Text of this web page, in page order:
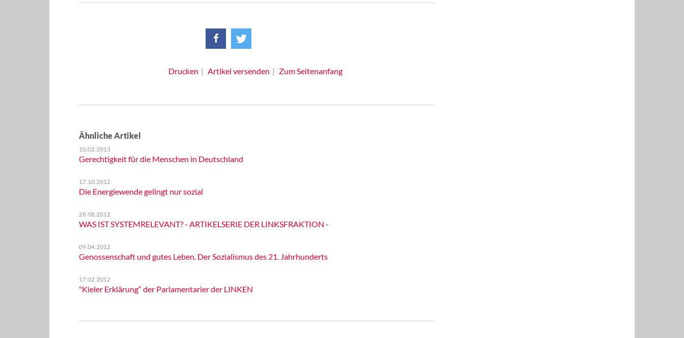
Drucken Artikel versenden Zum Seitenanfang
Ähnliche Artikel
10.02.2013
Gerechtigkeit für die Menschen in Deutschland
17.10.2012
Die Energiewende gelingt nur sozial
28.08.2012
WAS IST SYSTEMRELEVANT? - ARTIKELSERIE DER LINKSFRAKTION -
09.04.2012
Genossenschaft und gutes Leben. Der Sozialismus des 21. Jahrhunderts
17.02.2012
"Kieler Erklärung“ der Parlamentarier der LINKEN